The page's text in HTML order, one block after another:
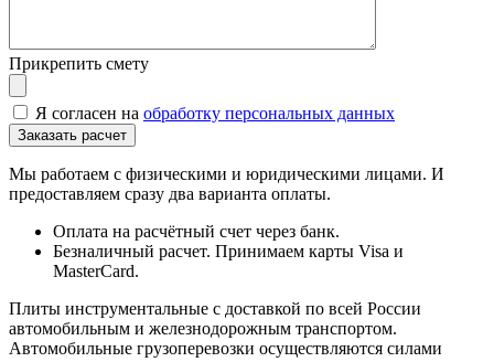
Прикрепить смету
Я согласен на обработку персональных данных
Мы работаем с физическими и юридическими лицами. И
предоставляем сразу два варианта оплаты.
Оплата на расчётный счет через банк.
Безналичный расчет. Принимаем карты Visa и
MasterCard.
Плиты инструментальные с доставкой по всей России
автомобильным и железнодорожным транспортом.
Автомобильные грузоперевозки осуществляются силами